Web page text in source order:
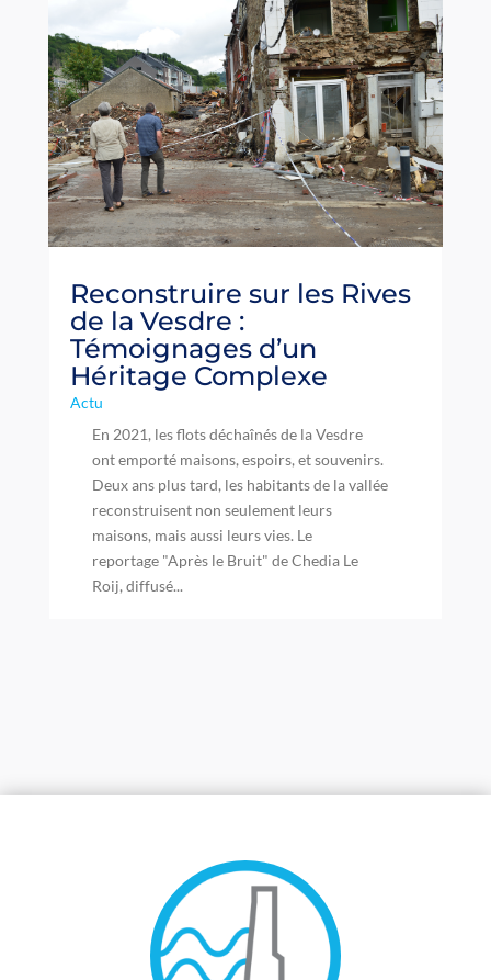
Reconstruire sur les Rives
de la Vesdre :
Témoignages d’un
Héritage Complexe
Actu
En 2021, les flots déchaînés de la Vesdre
ont emporté maisons, espoirs, et souvenirs.
Deux ans plus tard, les habitants de la vallée
reconstruisent non seulement leurs
maisons, mais aussi leurs vies. Le
reportage "Après le Bruit" de Chedia Le
Roij, diffusé...